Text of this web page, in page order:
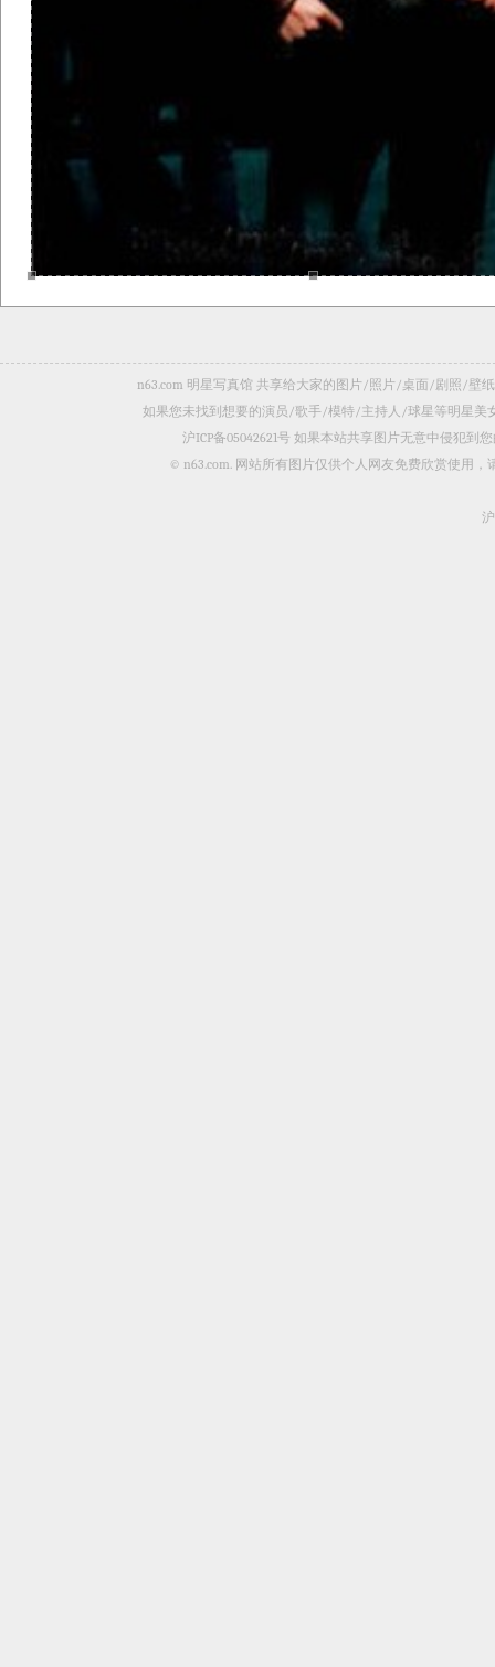
n63.com 明星写真馆 共享给大家的图片/照片/桌面/剧照/壁
如果您未找到想要的演员/歌手/模特/主持人/球星等明星美
沪ICP备05042621号 如果本站共享图片无意中侵犯到
© n63.com. 网站所有图片仅供个人网友免费欣赏使用